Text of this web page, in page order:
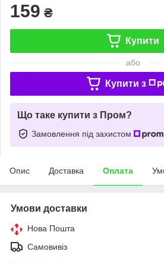
159 ₴
Купити
або
Купити з
Що таке купити з Пром?
Замовлення під захистом
Опис Доставка Оплата
Умови доставки
Нова Пошта
Самовивіз